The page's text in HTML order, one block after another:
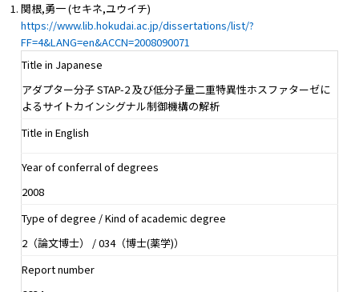
関根,勇一 (セキネ,ユウイチ)
https://www.lib.hokudai.ac.jp/dissertations/list/?
FF=4&LANG=en&ACCN=2008090071
Title in Japanese
アダプター分子 STAP-2 及び低分子量二重特異性ホスファターゼに
よるサイトカインシグナル制御機構の解析
Title in English
Year of conferral of degrees
2008
Type of degree / Kind of academic degree
2（論文博士） / 034（博士(薬学)）
Report number